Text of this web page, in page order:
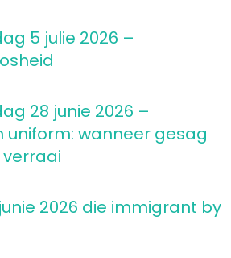
5 julie 2026 –
28 junie 2026 –
uniform: wanneer gesag
2026 die immigrant by